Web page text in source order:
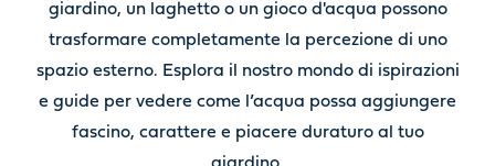
giardino, un laghetto o un gioco d'acqua possono
trasformare completamente la percezione di uno
spazio esterno. Esplora il nostro mondo di ispirazioni
e guide per vedere come l’acqua possa aggiungere
fascino, carattere e piacere duraturo al tuo